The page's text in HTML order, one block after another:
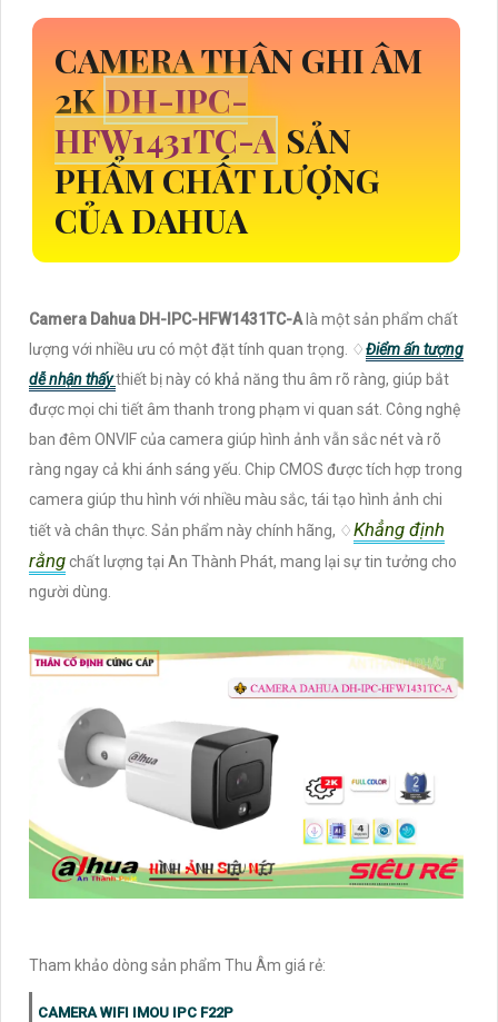
CAMERA THÂN GHI ÂM
2K DH-IPC-
HFW1431TC-A SẢN
PHẨM CHẤT LƯỢNG
CỦA DAHUA
Camera Dahua DH-IPC-HFW1431TC-Alà một sản phẩm chất
lượng với nhiều ưu có một đặt tính quan trọng. ♢Điểm ấn tượng
dễ nhận thấythiết bị này có khả năng thu âm rõ ràng, giúp bắt
được mọi chi tiết âm thanh trong phạm vi quan sát. Công nghệ
ban đêm ONVIF của camera giúp hình ảnh vẫn sắc nét và rõ
ràng ngay cả khi ánh sáng yếu. Chip CMOS được tích hợp trong
camera giúp thu hình với nhiều màu sắc, tái tạo hình ảnh chi
tiết và chân thực. Sản phẩm này chính hãng, ♢Khẳng định
rằngchất lượng tại An Thành Phát, mang lại sự tin tưởng cho
người dùng.
Tham khảo dòng sản phẩm Thu Âm giá rẻ:
CAMERA WIFI IMOU IPC F22P